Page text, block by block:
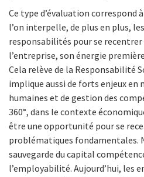
Ce type d’évaluation correspond
l’on interpelle, de plus en plus,
responsabilités pour se
l’entreprise, son énergie
Cela relève de la Responsabilité
implique aussi de forts enjeux en
humaines et de gestion des
360°, dans le contexte
être une opportunité pour se
problématiques fondamentales.
sauvegarde du capital
l’employabilité. Aujourd’hui, les